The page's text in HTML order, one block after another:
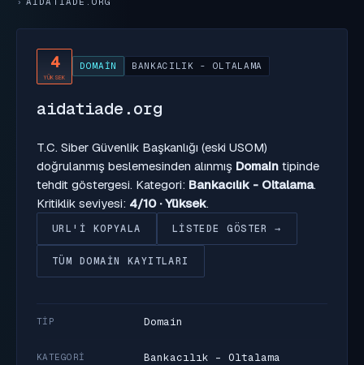
4
YÜKSEK
DOMAIN BANKACILIK - OLTALAMA
aidatiade.org
T.C. Siber Güvenlik Başkanlığı (eski USOM)
doğrulanmış beslemesinden alınmış Domain tipinde
tehdit göstergesi. Kategori: Bankacılık - Oltalama.
Kritiklik seviyesi: 4/10 · Yüksek.
URL'I KOPYALA LISTEDE GÖSTER →
TÜM DOMAIN KAYITLARI
TIP Domain
KATEGORI Bankacılık - Oltalama